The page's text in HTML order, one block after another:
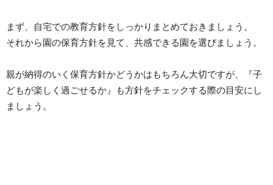
まず、自宅での教育方針をしっかりまとめておきましょう。
それから園の保育方針を見て、共感できる園を選びましょう。
親が納得のいく保育方針かどうかはもちろん大切ですが、『子
どもが楽しく過ごせるか』も方針をチェックする際の目安にし
ましょう。